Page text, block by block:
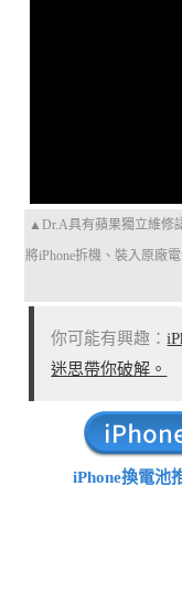
▲Dr.A具有蘋果獨立維修
將iPhone拆機、裝入原廠
你可能有興趣：
迷思帶你破解。
iPhone換電池